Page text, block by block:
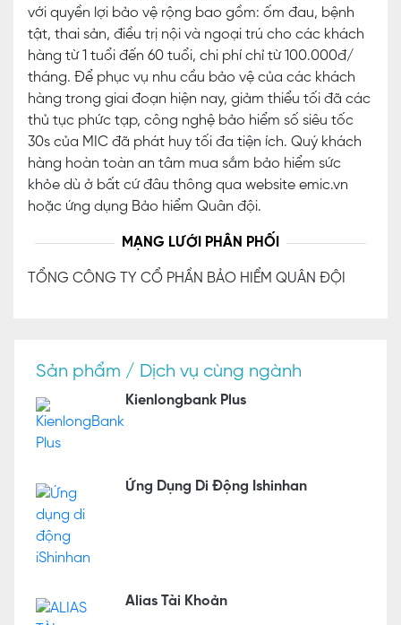
với quyền lợi bảo vệ rộng bao gồm: ốm đau, bệnh
tật, thai sản, điều trị nội và ngoại trú cho các khách
hàng từ 1 tuổi đến 60 tuổi, chi phí chỉ từ 100.000đ/
tháng. Để phục vụ nhu cầu bảo vệ của các khách
hàng trong giai đoạn hiện nay, giảm thiểu tối đã các
thủ tục phức tạp, công nghệ bảo hiểm số siêu tốc
30s của MIC đã phát huy tối đa tiện ích. Quý khách
hàng hoàn toàn an tâm mua sắm bảo hiểm sức
khỏe dù ở bất cứ đâu thông qua website emic.vn
hoặc ứng dụng Bảo hiểm Quân đội.
MẠNG LƯỚI PHÂN PHỐI
TỔNG CÔNG TY CỔ PHẦN BẢO HIỂM QUÂN ĐỘI
Sản phẩm / Dịch vụ cùng ngành
Kienlongbank Plus
Ứng Dụng Di Động Ishinhan
Alias Tài Khoản